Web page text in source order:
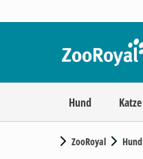
Hund Katze
ZooRoyal Hund